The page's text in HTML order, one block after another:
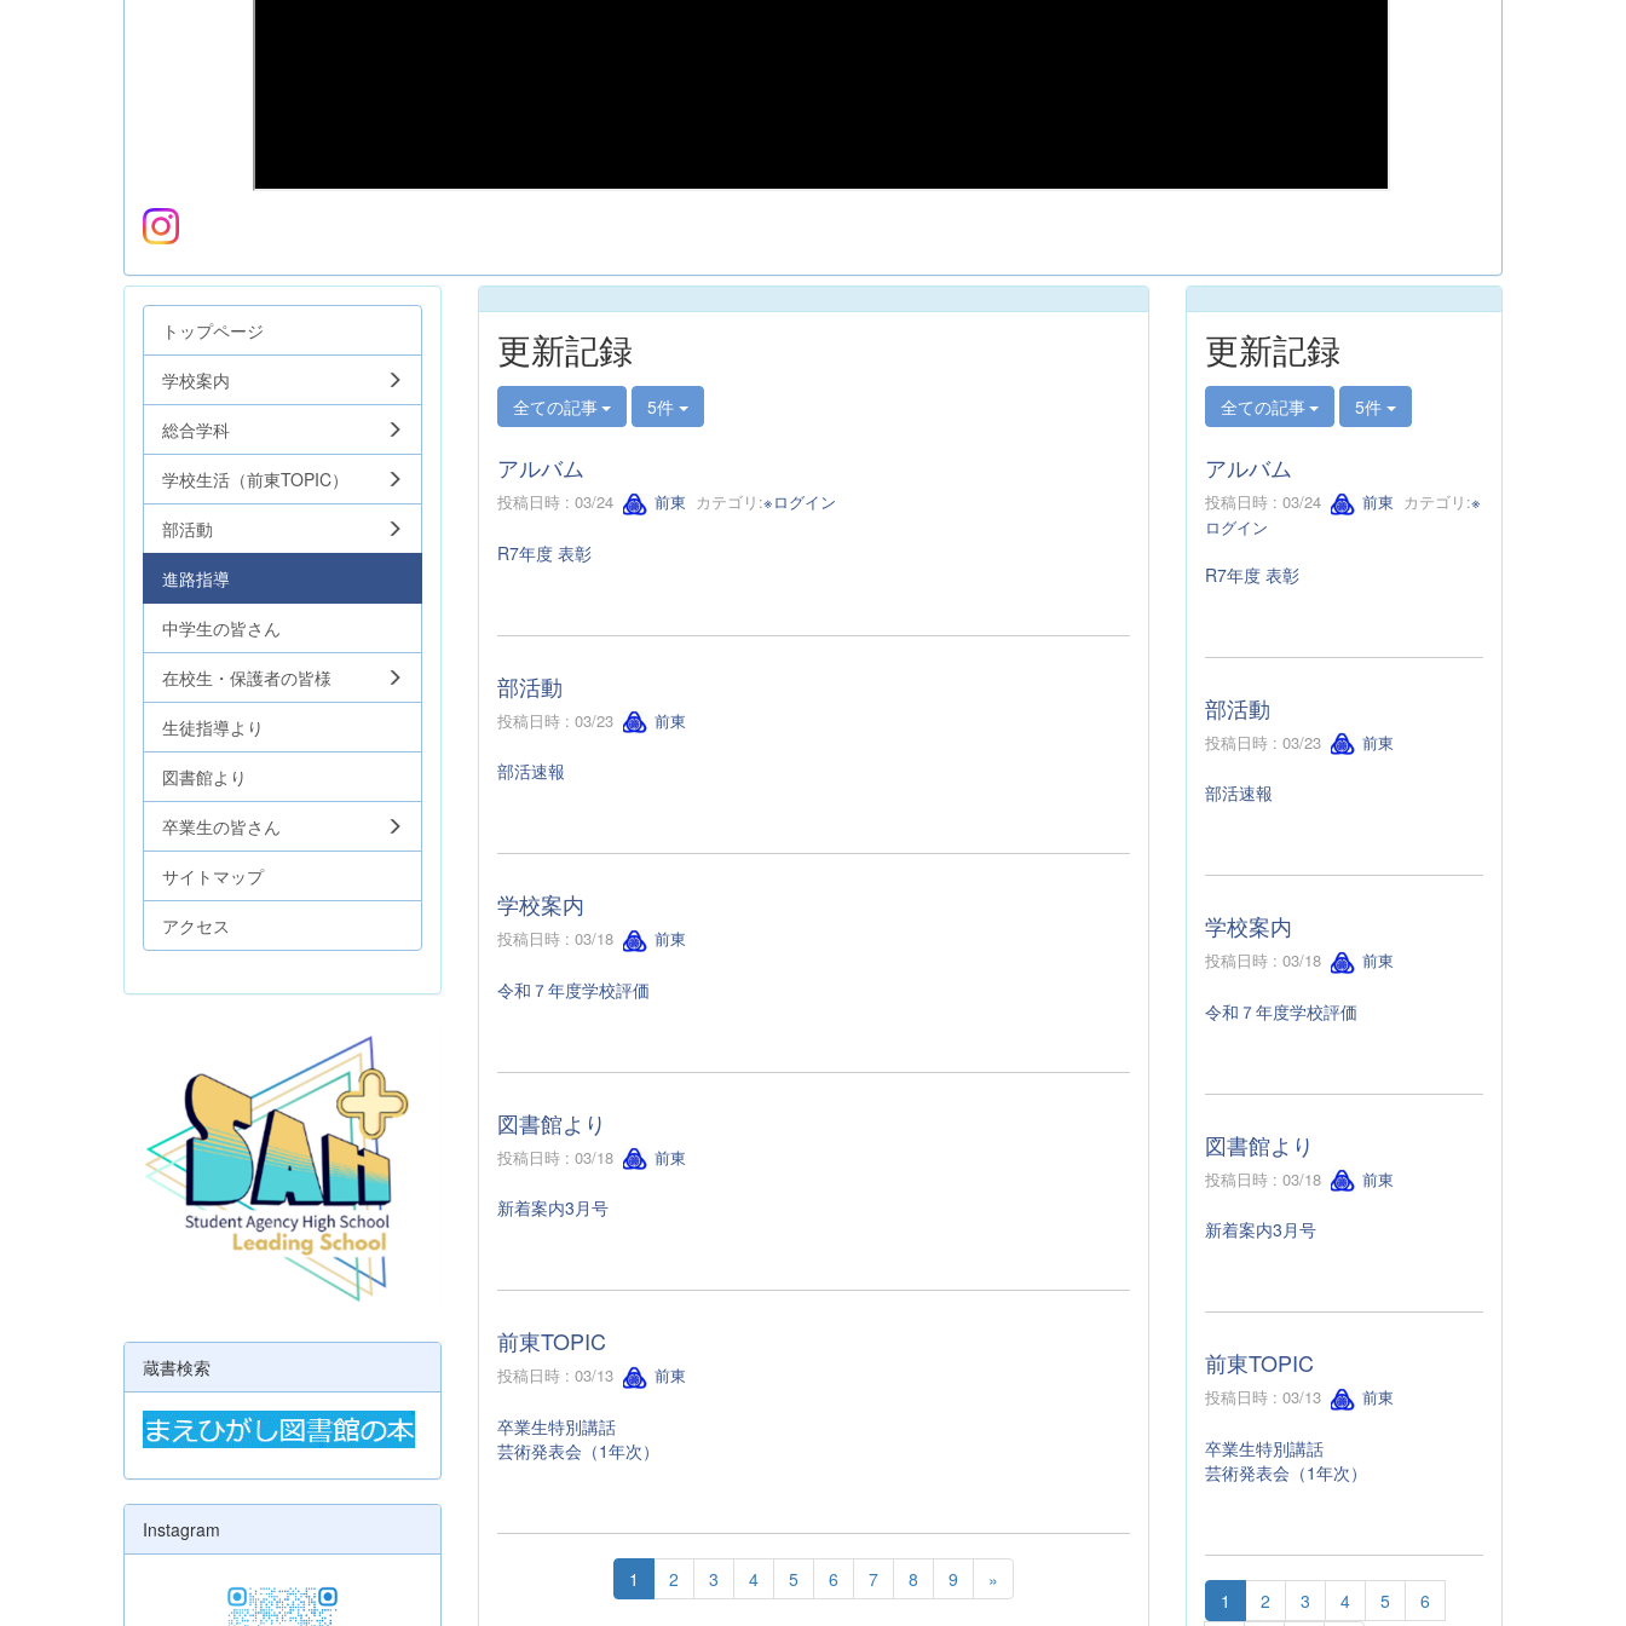
更新記録
全ての記事 5件
アルバム
投稿日時 : 03/24 前東 カテゴリ:※ログイン
R7年度 表彰
部活動
投稿日時 : 03/23 前東
部活速報
学校案内
投稿日時 : 03/18 前東
令和７年度学校評価
図書館より
投稿日時 : 03/18 前東
新着案内3月号
前東TOPIC
投稿日時 : 03/13 前東
卒業生特別講話
芸術発表会（1年次）
1 2 3 4 5 6 7 8 9 »
トップページ
学校案内
総合学科
学校生活（前東TOPIC）
部活動
進路指導
中学生の皆さん
在校生・保護者の皆様
生徒指導より
図書館より
卒業生の皆さん
サイトマップ
アクセス
蔵書検索
Instagram
更新記録
全ての記事 5件
アルバム
投稿日時 : 03/24 前東 カテゴリ:※
ログイン
R7年度 表彰
部活動
投稿日時 : 03/23 前東
部活速報
学校案内
投稿日時 : 03/18 前東
令和７年度学校評価
図書館より
投稿日時 : 03/18 前東
新着案内3月号
前東TOPIC
投稿日時 : 03/13 前東
卒業生特別講話
芸術発表会（1年次）
1 2 3 4 5
6